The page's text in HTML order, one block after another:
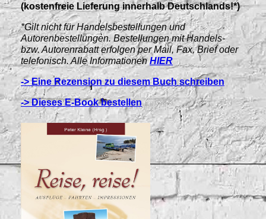
(kostenfreie Lieferung innerhalb Deutschlands!*)
*Gilt nicht für Handelsbestellungen und
Autorenbestellungen. Bestellungen mit Handels-
bzw. Autorenrabatt erfolgen per Mail, Fax, Brief oder
telefonisch. Alle InformationenHIER
-> Eine Rezension zu diesem Buch schreiben
-> Dieses E-Book bestellen